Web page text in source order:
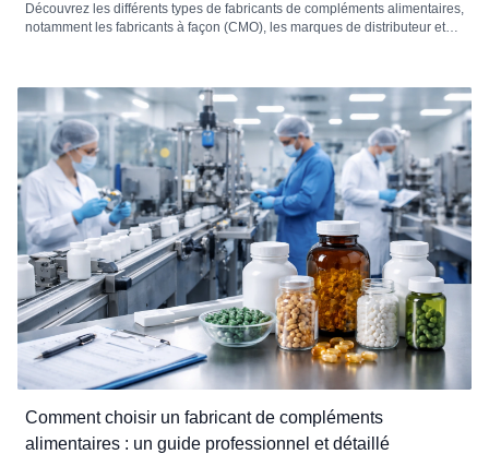
Découvrez les différents types de fabricants de compléments alimentaires,
notamment les fabricants à façon (CMO), les marques de distributeur et
Comment choisir un fabricant de compléments
alimentaires : un guide professionnel et détaillé